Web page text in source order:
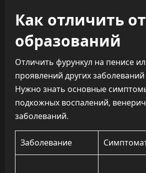
Как отличить
образований
Отличить фурункул на пенисе
проявлений других
Нужно знать основные
подкожных воспалений,
заболеваний.
Заболевание